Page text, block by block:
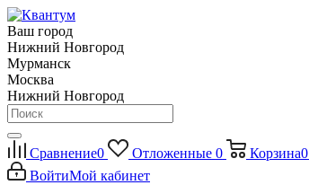
Ваш город
Нижний Новгород
Мурманск
Москва
Нижний Новгород
Сравнение0 Отложенные 0 Корзина0
ВойтиМой кабинет